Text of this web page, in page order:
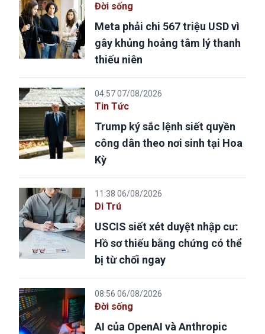
Đời sống
Meta phải chi 567 triệu USD vì
gây khủng hoảng tâm lý thanh
thiếu niên
04:57 07/08/2026
Tin Tức
Trump ký sắc lệnh siết quyền
công dân theo nơi sinh tại Hoa
Kỳ
11:38 06/08/2026
Di Trú
USCIS siết xét duyệt nhập cư:
Hồ sơ thiếu bằng chứng có thể
bị từ chối ngay
08:56 06/08/2026
Đời sống
AI của OpenAI và Anthropic